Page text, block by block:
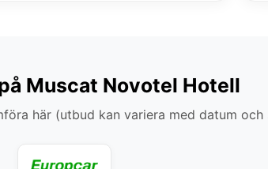
Muscat Novotel Hotell
här (utbud kan variera med datum och